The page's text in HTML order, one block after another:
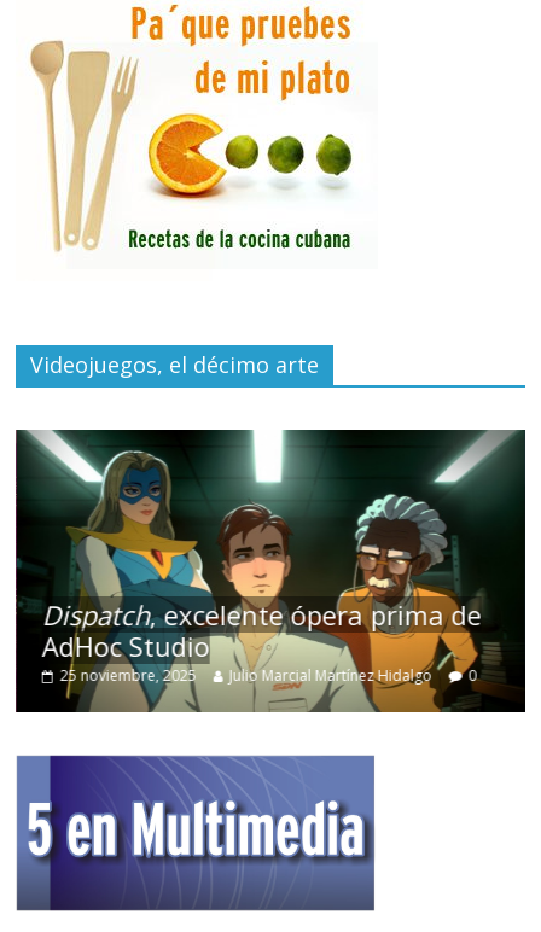
Videojuegos, el décimo arte
Dispatch, excelente ópera prima de
AdHoc Studio
25 noviembre, 2025 Julio Marcial Martínez Hidalgo 0